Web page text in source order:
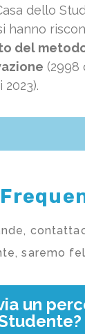
dello
hanno
del
(2998
saremo
un